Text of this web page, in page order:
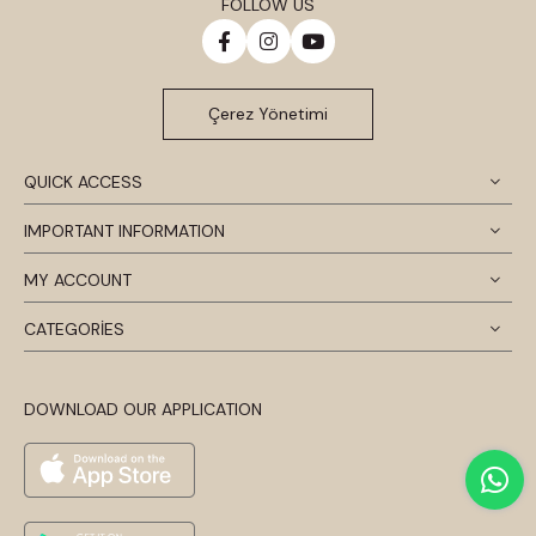
QUICK ACCESS
IMPORTANT INFORMATION
MY ACCOUNT
CATEGORİES
DOWNLOAD OUR APPLICATION
FOLLOW US
Çerez Yönetimi